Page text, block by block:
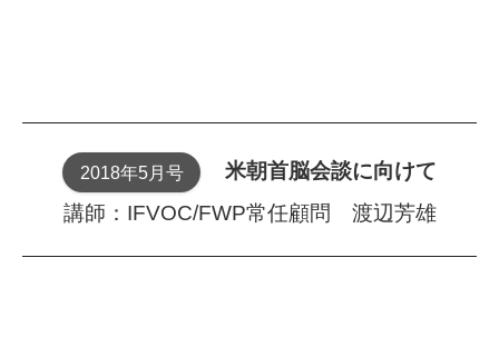
2018年5月号
米朝首脳会談に向けて
講師：IFVOC/FWP常任顧問 渡辺芳雄